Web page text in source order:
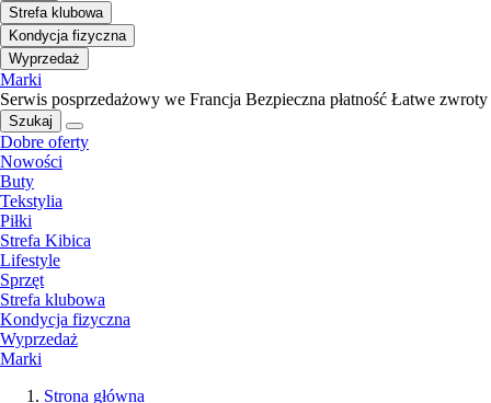
Strefa klubowa
Kondycja fizyczna
Wyprzedaż
Marki
Serwis posprzedażowy we Francja Bezpieczna płatność Łatwe zwroty
Szukaj
Dobre oferty
Nowości
Buty
Tekstylia
Piłki
Strefa Kibica
Lifestyle
Sprzęt
Strefa klubowa
Kondycja fizyczna
Wyprzedaż
Marki
Strona główna